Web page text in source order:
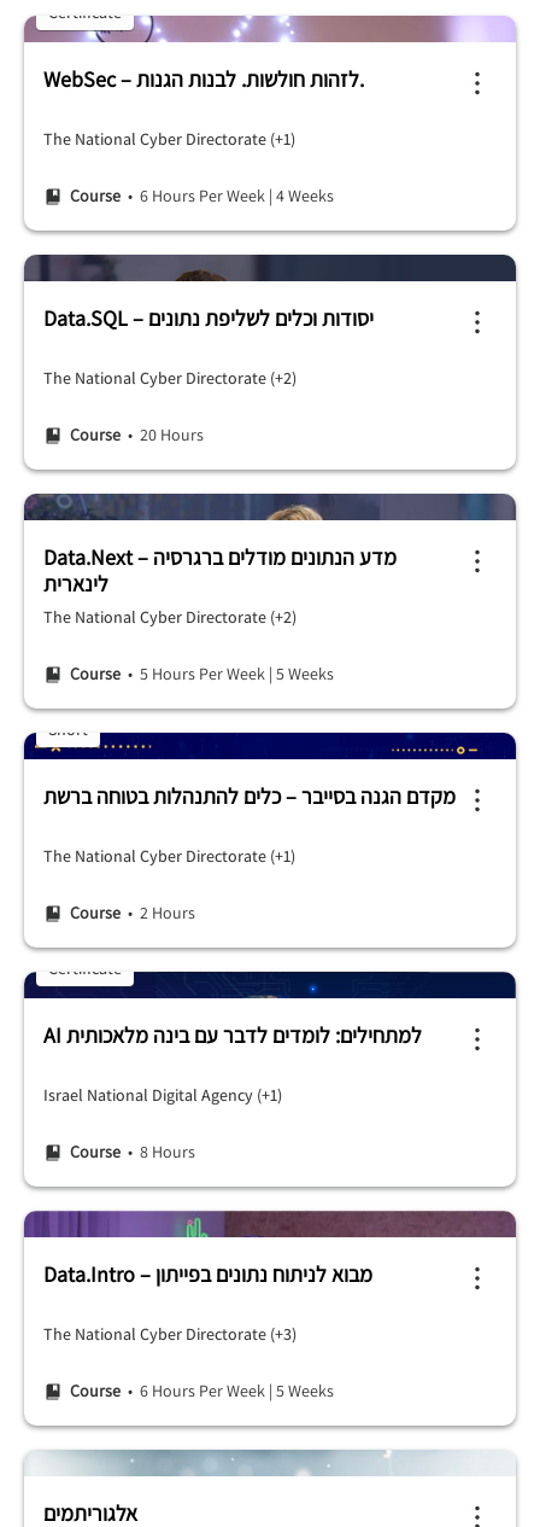
Certificate
WebSec – לזהות חולשות. לבנות הגנות.
The National Cyber ​​Directorate (+1)
Course • 6 Hours Per Week | 4 Weeks
Data.SQL – יסודות וכלים לשליפת נתונים
The National Cyber ​​Directorate (+2)
Course • 20 Hours
Data.Next – מדע הנתונים מודלים ברגרסיה
לינארית
The National Cyber ​​Directorate (+2)
Course • 5 Hours Per Week | 5 Weeks
Short
מקדם הגנה בסייבר – כלים להתנהלות בטוחה ברשת
The National Cyber ​​Directorate (+1)
Course • 2 Hours
Certificate
AI למתחילים: לומדים לדבר עם בינה מלאכותית
Israel National Digital Agency (+1)
Course • 8 Hours
Data.Intro – מבוא לניתוח נתונים בפייתון
The National Cyber ​​Directorate (+3)
Course • 6 Hours Per Week | 5 Weeks
אלגוריתמים